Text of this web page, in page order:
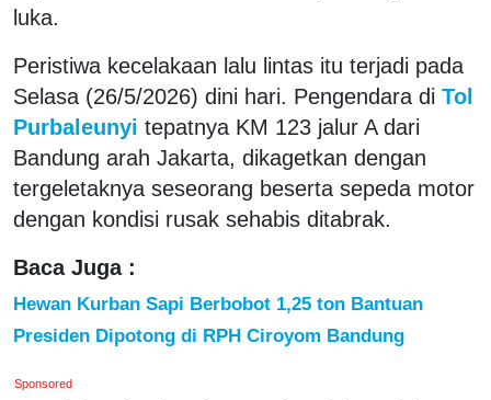
luka.
Peristiwa kecelakaan lalu lintas itu terjadi pada
Selasa (26/5/2026) dini hari. Pengendara di Tol
Purbaleunyi tepatnya KM 123 jalur A dari
Bandung arah Jakarta, dikagetkan dengan
tergeletaknya seseorang beserta sepeda motor
dengan kondisi rusak sehabis ditabrak.
Baca Juga :
Hewan Kurban Sapi Berbobot 1,25 ton Bantuan
Presiden Dipotong di RPH Ciroyom Bandung
Sponsored